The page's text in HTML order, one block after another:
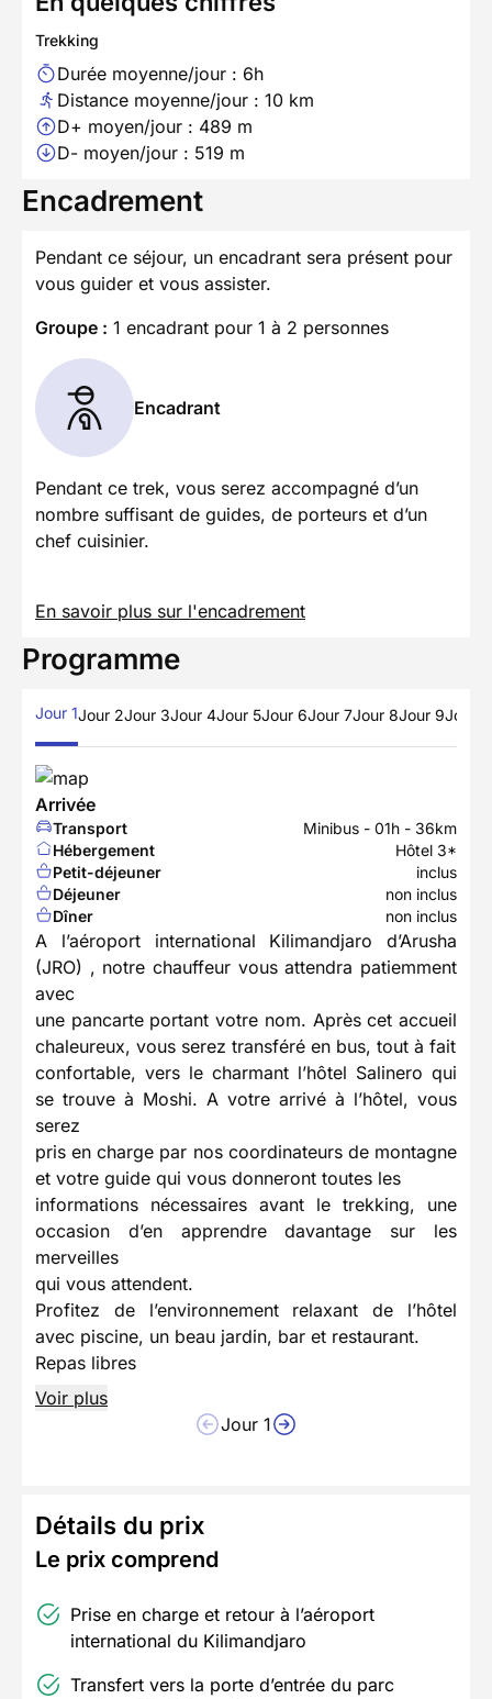
Trekking
Durée moyenne/jour : 6h
Distance moyenne/jour : 10 km
D+ moyen/jour : 489 m
D- moyen/jour : 519 m
Encadrement
Pendant ce séjour, un encadrant sera présent pour
vous guider et vous assister.
Groupe : 1 encadrant pour 1 à 2 personnes
Encadrant
Pendant ce trek, vous serez accompagné d’un
nombre suffisant de guides, de porteurs et d’un
chef cuisinier.
En savoir plus sur l'encadrement
Programme
Jour 1Jour 2Jour 3Jour 4Jour 5Jour 6Jour 7Jour 8Jour 9Jour
Arrivée
Transport
Minibus - 01h - 36km
Hébergement
Hôtel 3*
Petit-déjeuner
inclus
Déjeuner
non inclus
Dîner
non inclus
A l’aéroport international Kilimandjaro d’Arusha
(JRO) , notre chauffeur vous attendra patiemment
avec
une pancarte portant votre nom. Après cet accueil
chaleureux, vous serez transféré en bus, tout à fait
confortable, vers le charmant l’hôtel Salinero qui
se trouve à Moshi. A votre arrivé à l’hôtel, vous
serez
pris en charge par nos coordinateurs de montagne
et votre guide qui vous donneront toutes les
informations nécessaires avant le trekking, une
occasion d’en apprendre davantage sur les
merveilles
qui vous attendent.
Profitez de l’environnement relaxant de l’hôtel
avec piscine, un beau jardin, bar et restaurant.
Repas libres
Voir plus
Jour 1
Détails du prix
Le prix comprend
Prise en charge et retour à l’aéroport
international du Kilimandjaro
Transfert vers la porte d’entrée du parc